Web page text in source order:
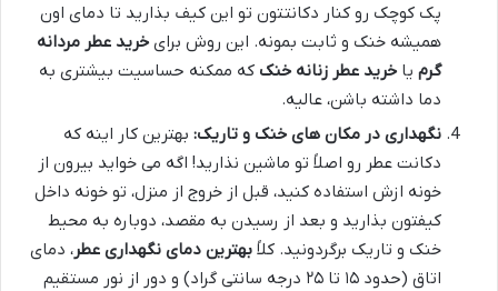
پک کوچک رو کنار دکانتتون تو این کیف بذارید تا دمای اون
همیشه خنک و ثابت بمونه. این روش برای خرید عطر مردانه
گرم یا خرید عطر زنانه خنک که ممکنه حساسیت بیشتری به
دما داشته باشن، عالیه.
نگهداری در مکان های خنک و تاریک: بهترین کار اینه که
دکانت عطر رو اصلاً تو ماشین نذارید! اگه می خواید بیرون از
خونه ازش استفاده کنید، قبل از خروج از منزل، تو خونه داخل
کیفتون بذارید و بعد از رسیدن به مقصد، دوباره به محیط
خنک و تاریک برگردونید. کلاً بهترین دمای نگهداری عطر، دمای
اتاق (حدود ۱۵ تا ۲۵ درجه سانتی گراد) و دور از نور مستقیم